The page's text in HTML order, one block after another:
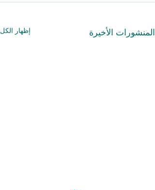
المنشورات الأخيرة إظهار الكل